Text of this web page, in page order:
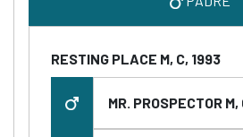
RESTING PLACE M, C, 1993
MR. PROSPECTOR M,